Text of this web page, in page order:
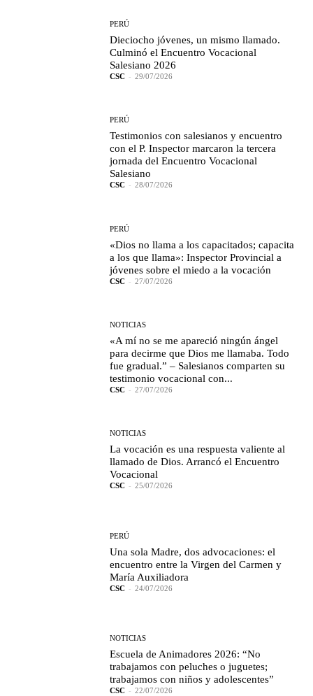
PERÚ
Dieciocho jóvenes, un mismo llamado.
Culminó el Encuentro Vocacional
Salesiano 2026
CSC - 29/07/2026
PERÚ
Testimonios con salesianos y encuentro
con el P. Inspector marcaron la tercera
jornada del Encuentro Vocacional
Salesiano
CSC - 28/07/2026
PERÚ
«Dios no llama a los capacitados; capacita
a los que llama»: Inspector Provincial a
jóvenes sobre el miedo a la vocación
CSC - 27/07/2026
NOTICIAS
«A mí no se me apareció ningún ángel
para decirme que Dios me llamaba. Todo
fue gradual.” – Salesianos comparten su
testimonio vocacional con...
CSC - 27/07/2026
NOTICIAS
La vocación es una respuesta valiente al
llamado de Dios. Arrancó el Encuentro
Vocacional
CSC - 25/07/2026
PERÚ
Una sola Madre, dos advocaciones: el
encuentro entre la Virgen del Carmen y
María Auxiliadora
CSC - 24/07/2026
NOTICIAS
Escuela de Animadores 2026: “No
trabajamos con peluches o juguetes;
trabajamos con niños y adolescentes”
CSC - 22/07/2026